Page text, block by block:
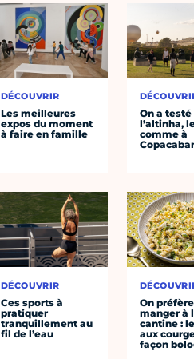
DÉCOUVRIR
Les meilleures
expos du moment
à faire en famille
DÉCOUVRIR
Ces sports à
pratiquer
tranquillement au
fil de l’eau
On a testé
l’altinha,
comme à
On préfère
manger à
cantine :
aux
façon